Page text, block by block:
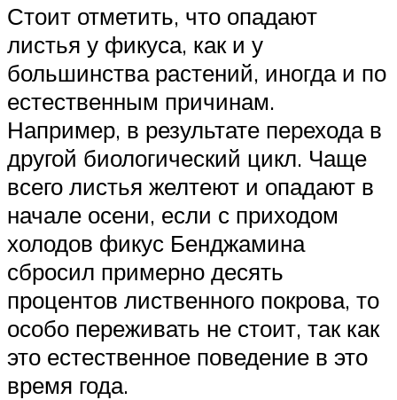
Стоит отметить, что опадают
листья у фикуса, как и у
большинства растений, иногда и по
естественным причинам.
Например, в результате перехода в
другой биологический цикл. Чаще
всего листья желтеют и опадают в
начале осени, если с приходом
холодов фикус Бенджамина
сбросил примерно десять
процентов лиственного покрова, то
особо переживать не стоит, так как
это естественное поведение в это
время года.